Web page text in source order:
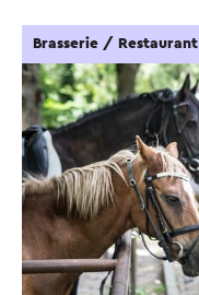
Brasserie / Restaurant